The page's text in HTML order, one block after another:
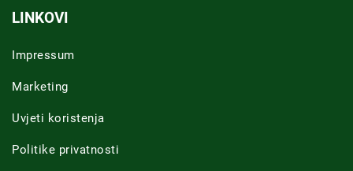
LINKOVI
Impressum
Marketing
Uvjeti koristenja
Politike privatnosti